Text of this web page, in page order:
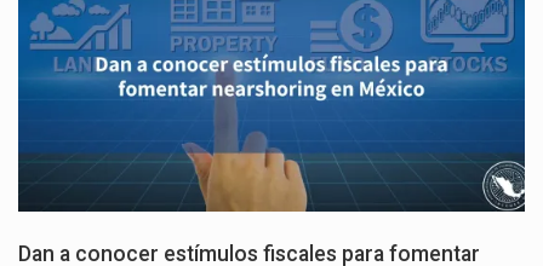
Dan a conocer estímulos fiscales para fomentar